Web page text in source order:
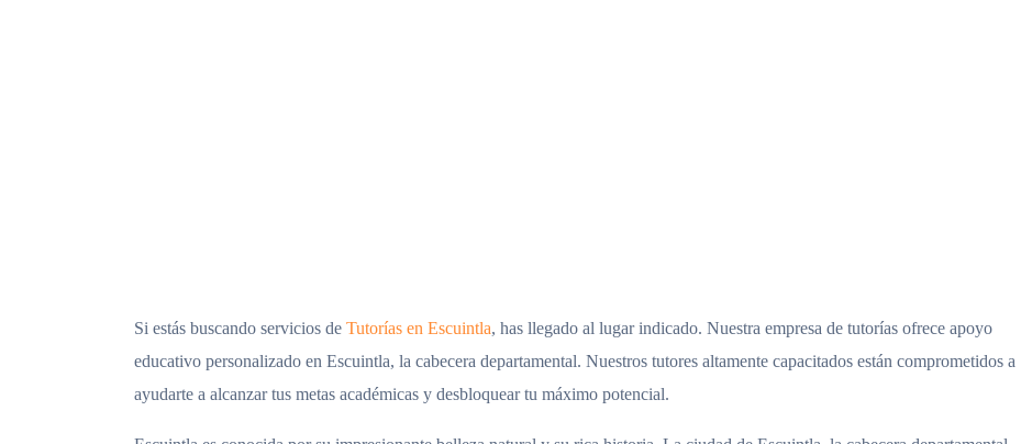
Si estás buscando servicios de Tutorías en Escuintla, has llegado al lugar indicado. Nuestra empresa de tutorías ofrece apoyo
educativo personalizado en Escuintla, la cabecera departamental. Nuestros tutores altamente capacitados están comprometidos a
ayudarte a alcanzar tus metas académicas y desbloquear tu máximo potencial.